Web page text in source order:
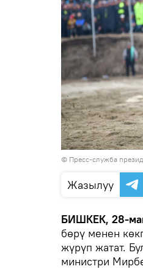
© Пресс-служба
Жазылуу
БИШКЕК, 28-
бөрү менен
жүрүп жатат.
министри